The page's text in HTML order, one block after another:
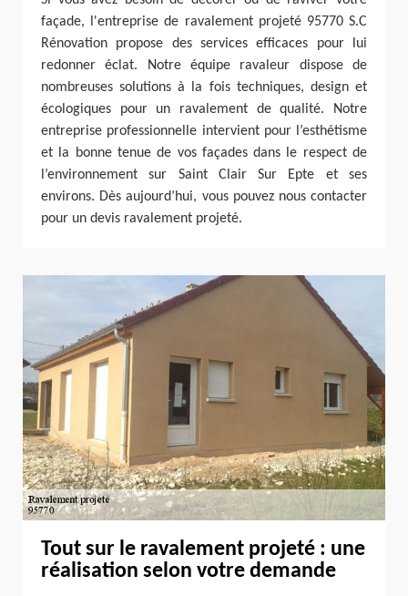
façade, l'entreprise de ravalement projeté 95770 S.C
Rénovation propose des services efficaces pour lui
redonner éclat. Notre équipe ravaleur dispose de
nombreuses solutions à la fois techniques, design et
écologiques pour un ravalement de qualité. Notre
entreprise professionnelle intervient pour l’esthétisme
et la bonne tenue de vos façades dans le respect de
l’environnement sur Saint Clair Sur Epte et ses
environs. Dès aujourd’hui, vous pouvez nous contacter
pour un devis ravalement projeté.
Tout sur le ravalement projeté : une
réalisation selon votre demande